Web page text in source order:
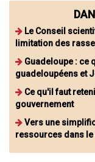
Le Conseil
limitation des
Guadeloupe : ce
guadeloupéens et
Ce qu'il faut
gouvernement
Vers une
ressources dans